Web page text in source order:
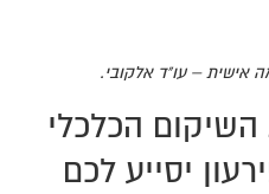
אישית–עו"ד אלקובי.
הכלכלי
יסייע לכם